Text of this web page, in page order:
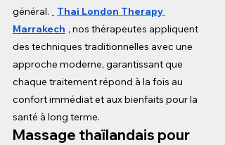
général.
Thai London Therapy
Marrakech , nos thérapeutes appliquent
des techniques traditionnelles avec une
approche moderne, garantissant que
chaque traitement répond à la fois au
confort immédiat et aux bienfaits pour la
santé à long terme.
Massage thaïlandais pour